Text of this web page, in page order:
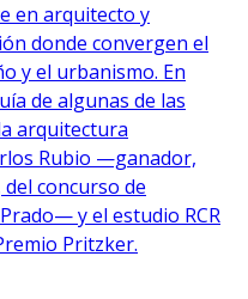
en arquitecto y
donde convergen el
y el urbanismo. En
de algunas de las
arquitectura
Rubio —ganador,
concurso de
y el estudio RCR
Pritzker.